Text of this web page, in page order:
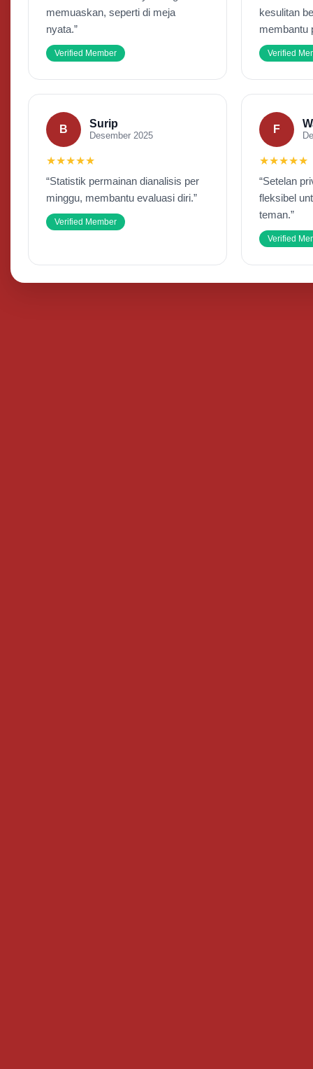
memuaskan, seperti di meja
nyata.”
Verified Member
kesulitan
membantu
Verified
B Surip
Desember 2025
★★★★★
“Statistik permainan dianalisis per
minggu, membantu evaluasi diri.”
Verified Member
F
★★★★★
“Setelan
fleksibel
teman.”
Verified